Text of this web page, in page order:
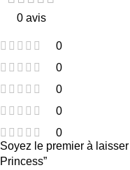
0 avis
0
0
0
0
0
Soyez le premier à
Princess”